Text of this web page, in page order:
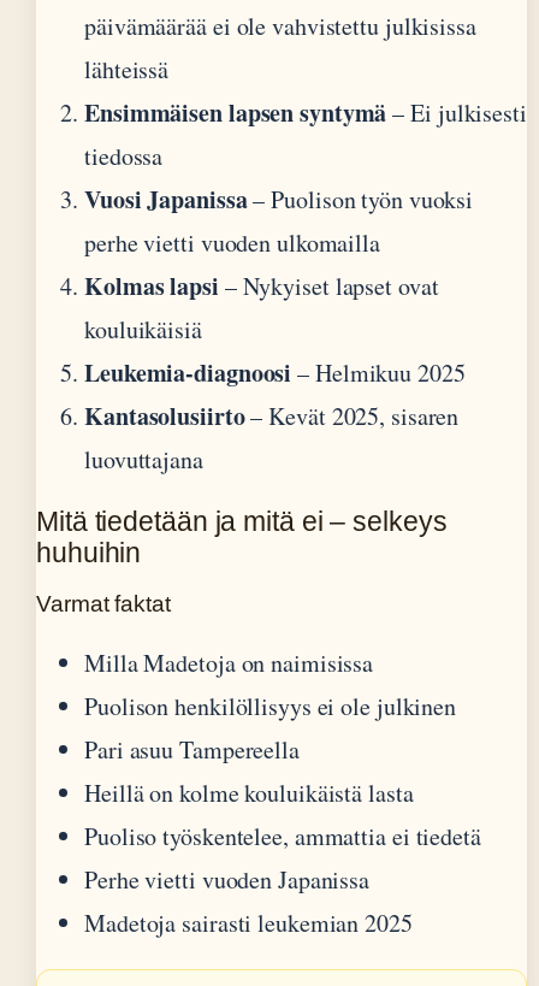
päivämäärää ei ole vahvistettu julkisissa
lähteissä
Ensimmäisen lapsen syntymä– Ei julkisesti
tiedossa
Vuosi Japanissa– Puolison työn vuoksi
perhe vietti vuoden ulkomailla
Kolmas lapsi – Nykyiset lapset ovat
kouluikäisiä
Leukemia-diagnoosi – Helmikuu 2025
Kantasolusiirto– Kevät 2025, sisaren
luovuttajana
Mitä tiedetään ja mitä ei – selkeys
huhuihin
Varmat faktat
Milla Madetoja on naimisissa
Puolison henkilöllisyys ei ole julkinen
Pari asuu Tampereella
Heillä on kolme kouluikäistä lasta
Puoliso työskentelee, ammattia ei tiedetä
Perhe vietti vuoden Japanissa
Madetoja sairasti leukemian 2025